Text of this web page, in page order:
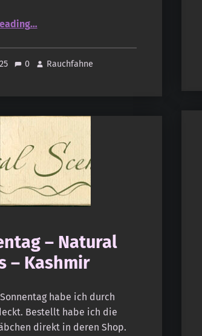
“Sonnentag – Natural Scents – Kailash”
…
0 Rauchfahne
– Natural
– Kashmir
habe ich durch
Bestellt habe ich die
direkt in deren Shop.